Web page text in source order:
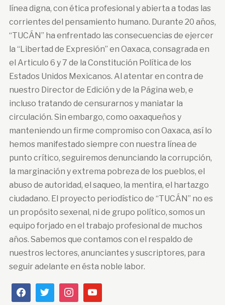
línea digna, con ética profesional y abierta a todas las
corrientes del pensamiento humano. Durante 20 años,
“TUCÁN” ha enfrentado las consecuencias de ejercer
la “Libertad de Expresión” en Oaxaca, consagrada en
el Articulo 6 y 7 de la Constitución Política de los
Estados Unidos Mexicanos. Al atentar en contra de
nuestro Director de Edición y de la Página web, e
incluso tratando de censurarnos y maniatar la
circulación. Sin embargo, como oaxaqueños y
manteniendo un firme compromiso con Oaxaca, así lo
hemos manifestado siempre con nuestra línea de
punto crítico, seguiremos denunciando la corrupción,
la marginación y extrema pobreza de los pueblos, el
abuso de autoridad, el saqueo, la mentira, el hartazgo
ciudadano. El proyecto periodístico de “TUCÁN” no es
un propósito sexenal, ni de grupo político, somos un
equipo forjado en el trabajo profesional de muchos
años. Sabemos que contamos con el respaldo de
nuestros lectores, anunciantes y suscriptores, para
seguir adelante en ésta noble labor.